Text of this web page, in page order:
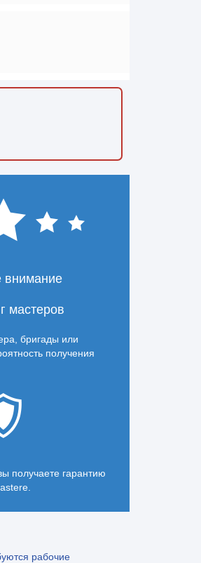
внимание
мастеров
бригады или
получения
получаете гарантию
рабочие